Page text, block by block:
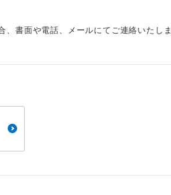
書面や電話、メールにてご連絡いたしま